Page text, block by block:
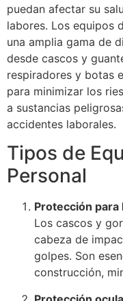
puedan afectar su
labores. Los equipos
una amplia gama de
desde cascos y
respiradores y botas
para minimizar los
a sustancias
accidentes laborales.
Tipos de
Personal
Protección para
Los cascos y
cabeza de
golpes. Son
construcción,